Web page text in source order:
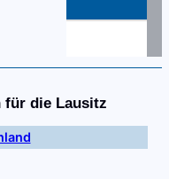
für die Lausitz